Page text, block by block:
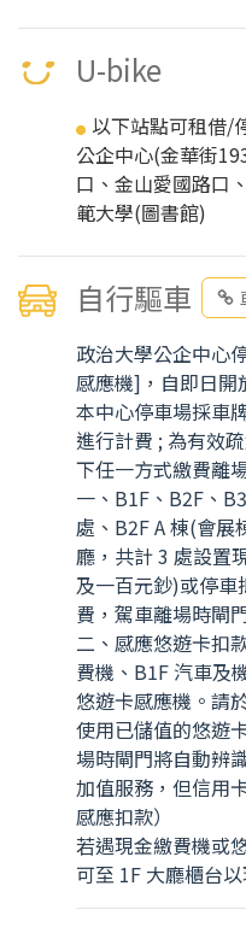
U-bike
● 以下站點可租借/
公企中心(金華街
口、金山愛國路口
範大學(圖書館)
自行驅車
政治大學公企中心
感應機]，自即日開
本中心停車場採車
進行計費 ; 為有效
下任一方式繳費離
一、B1F、B2F、
處、B2F A 棟(會展
廳，共計 3 處設置
及一百元鈔)或停車
費，駕車離場時閘
二、感應悠遊卡扣
費機、B1F 汽車及
悠遊卡感應機。請
使用已儲值的悠遊
場時閘門將自動辨
加值服務，但信用
感應扣款）
若遇現金繳費機或
可至 1F 大廳櫃台